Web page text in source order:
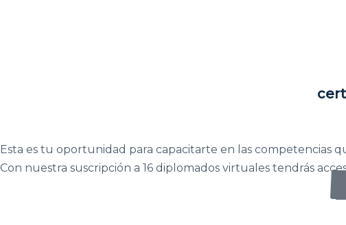
Esta es tu oportunidad para capacitarte en las competencias
Con nuestra suscripción a 16 diplomados virtuales tendrás